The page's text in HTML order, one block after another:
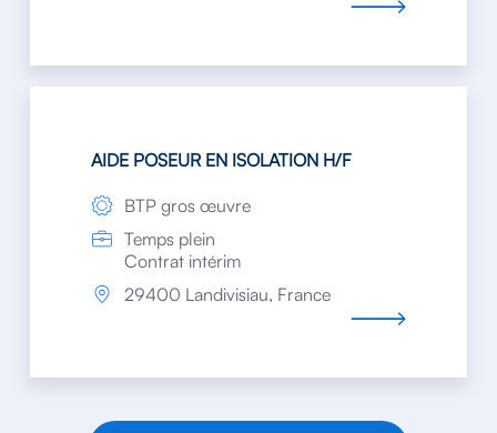
AIDE POSEUR EN ISOLATION H/F
BTP gros œuvre
Temps plein
Contrat intérim
29400 Landivisiau, France